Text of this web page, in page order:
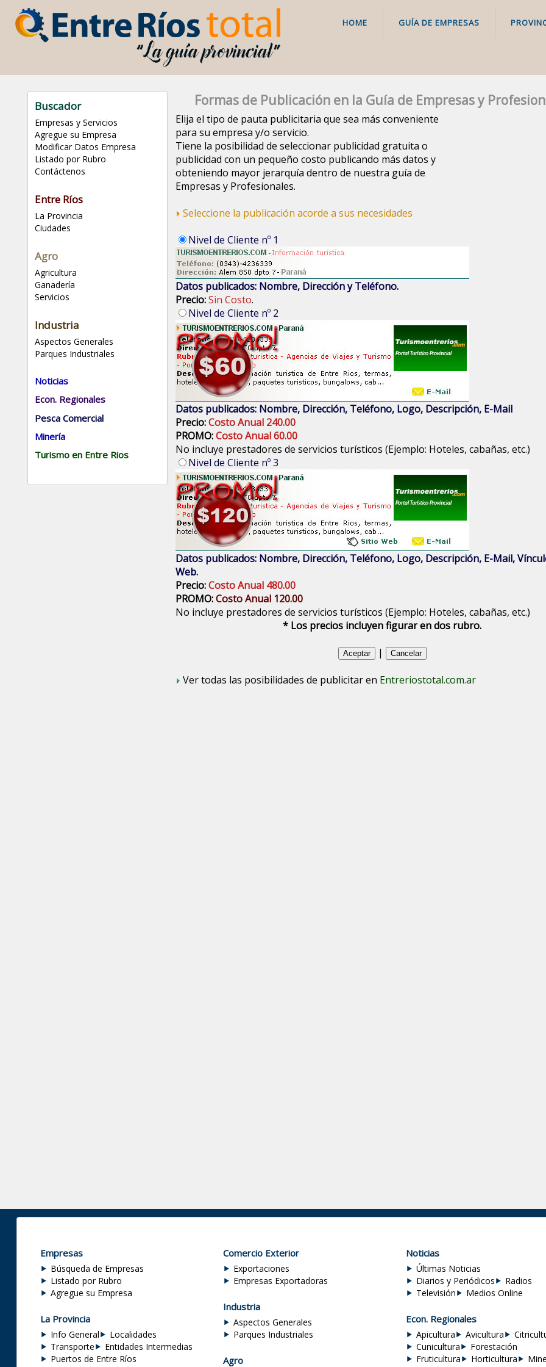
HOME GUÍA DE EMPRESAS
Buscador
Empresas y Servicios
Agregue su Empresa
Modificar Datos Empresa
Listado por Rubro
Contáctenos
Entre Ríos
La Provincia
Ciudades
Agro
Agricultura
Ganadería
Servicios
Industria
Aspectos Generales
Parques Industriales
Noticias
Econ. Regionales
Pesca Comercial
Minería
Turismo en Entre Rios
Formas de Publicación en la Guía de Empresas y
Elija el tipo de pauta publicitaria que sea más conveniente
para su empresa y/o servicio.
Tiene la posibilidad de seleccionar publicidad gratuita o
publicidad con un pequeño costo publicando más datos y
obteniendo mayor jerarquía dentro de nuestra guía de
Empresas y Profesionales.
Seleccione la publicación acorde a sus necesidades
Nivel de Cliente nº 1
Datos publicados: Nombre, Dirección y Teléfono.
Precio:Sin Costo.
Nivel de Cliente nº 2
Datos publicados: Nombre, Dirección, Teléfono, Logo, Descripción, E-Mail
Precio:Costo Anual 240.00
PROMO:Costo Anual 60.00
No incluye prestadores de servicios turísticos (Ejemplo: Hoteles, cabañas, etc.)
Nivel de Cliente nº 3
Datos publicados: Nombre, Dirección, Teléfono, Logo, Descripción, E-Mail,
Web.
Precio:Costo Anual 480.00
PROMO:Costo Anual 120.00
No incluye prestadores de servicios turísticos (Ejemplo: Hoteles, cabañas, etc.)
* Los precios incluyen figurar en dos rubro.
|
Ver todas las posibilidades de publicitar en Entreriostotal.com.ar
Empresas
Búsqueda de Empresas
Listado por Rubro
Agregue su Empresa
La Provincia
Info General
Localidades
Transporte
Entidades Intermedias
Puertos de Entre Ríos
Comercio Exterior
Exportaciones
Empresas Exportadoras
Industria
Aspectos Generales
Parques Industriales
Agro
Noticias
Últimas Noticias
Diarios y Periódicos
Radios
Televisión
Medios Online
Econ. Regionales
Apicultura Avicultura
Cunicultura
Forestación
Fruticultura
Horticultura